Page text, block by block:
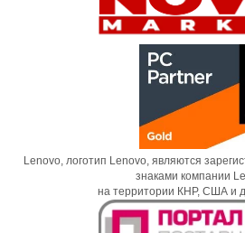
Lenovo, логотип Lenovo, являются
знаками компании
на территории КНР, США и